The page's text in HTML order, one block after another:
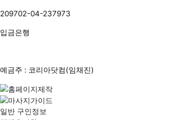
209702-04-237973
입금은행
예금주 : 코리아닷컴(임채진)
일반 구인정보